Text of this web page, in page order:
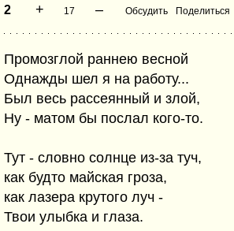
2 + 17 – Обсудить Поделиться
Промозглой раннею весной
Однажды шел я на работу...
Был весь рассеянный и злой,
Ну - матом бы послал кого-то.
Тут - словно солнце из-за туч,
как будто майская гроза,
как лазера крутого луч -
Твои улыбка и глаза.